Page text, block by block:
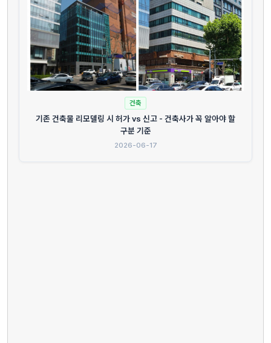
건축
기존 건축물 리모델링 시 허가 vs 신고 - 건축사가 꼭 알아야 할
구분 기준
2026-06-17